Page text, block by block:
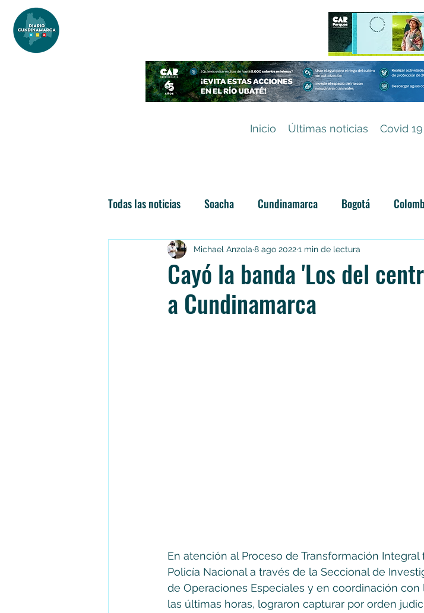
Inicio Últimas noticias Covid 19
Todas las noticias Soacha Cundinamarca Bogotá
Las nuevas soachunidades Categoría sin título
Cayó la banda 'Los del
a Cundinamarca
Michael Anzola 8 ago 20221 min de lectura
En atención al Proceso de Transformación
Policía Nacional a través de la Seccional de
de Operaciones Especiales y en coordinación con
las últimas horas, lograron capturar por orden